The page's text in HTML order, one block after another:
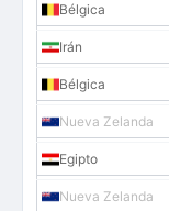
Bélgica
Irán
Bélgica
Nueva Zelanda
Egipto
Nueva Zelanda